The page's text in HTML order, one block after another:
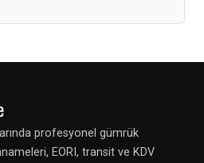
profesyonel gümrük
EORI, transit ve KDV